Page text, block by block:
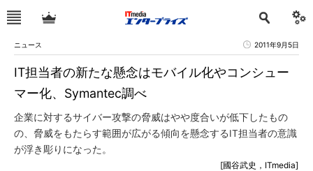
ニュース 2011年9月5日
IT担当者の新たな懸念はモバイル化やコンシュー
マー化、Symantec調べ
企業に対するサイバー攻撃の脅威はやや度合いが低下したもの
の、脅威をもたらす範囲が広がる傾向を懸念するIT担当者の意識
が浮き彫りになった。
[國谷武史，ITmedia]